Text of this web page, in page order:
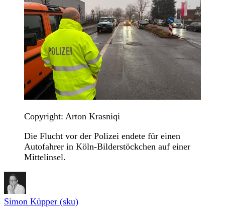
Copyright: Arton Krasniqi
Die Flucht vor der Polizei endete für einen
Autofahrer in Köln-Bilderstöckchen auf einer
Mittelinsel.
Simon Küpper (sku)